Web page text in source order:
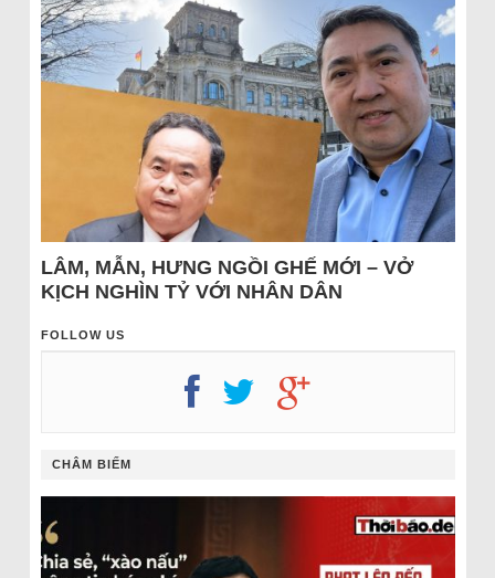
LÂM, MẪN, HƯNG NGỒI GHẾ MỚI – VỞ
KỊCH NGHÌN TỶ VỚI NHÂN DÂN
FOLLOW US
CHÂM BIẾM